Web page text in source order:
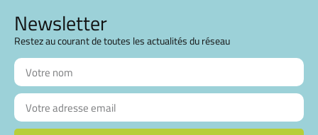
Newsletter
Restez au courant de toutes les actualités du réseau